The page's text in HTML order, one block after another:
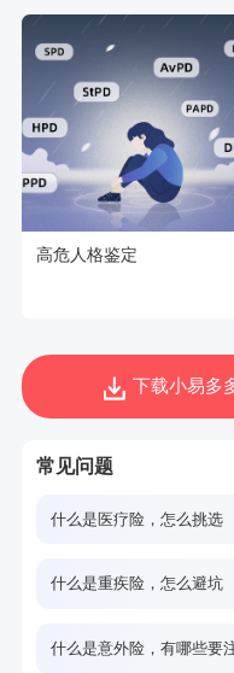
高危人格鉴定
下载小易多
常见问题
什么是医疗险，怎么挑选
什么是重疾险，怎么避坑
什么是意外险，有哪些要